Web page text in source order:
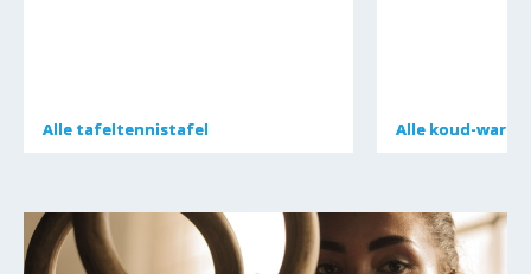
Alle tafeltennistafel
Alle tafeltennistafel Alle koud-warm
Alle koud-warm